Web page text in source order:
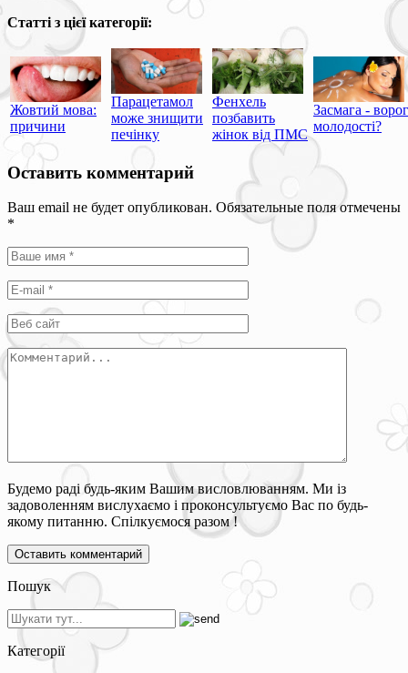
Статті з цієї категорії:
Жовтий мова:
причини
Парацетамол
може знищити
печінку
Фенхель
позбавить
жінок від ПМС
Засмага - ворог
молодості?
Оставить комментарий
Ваш email не будет опубликован. Обязательные поля отмечены
*
Будемо раді будь-яким Вашим висловлюванням. Ми із
задоволенням вислухаємо і проконсультуємо Вас по будь-
якому питанню. Спілкуємося разом !
Пошук
Категорії